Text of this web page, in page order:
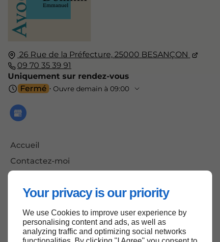
Your privacy is our priority
We use Cookies to improve user experience by
personalising content and ads, as well as
analyzing traffic and optimizing social networks
26 Rue de la Préfecture, 25000 BESANÇON
09 70 35 39 91
Uniquement sur rendez-vous
Fermé ⋅ Ouvre demain à 09:00
Accueil
Contactez-moi
Plan du site
Haut de page